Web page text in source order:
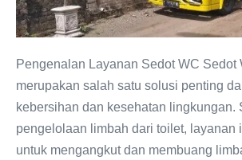
Malang:
Hubungi
Pengenalan Layanan Sedot WC Sedot
merupakan salah satu solusi penting
kebersihan dan kesehatan lingkungan.
pengelolaan limbah dari toilet, layanan
untuk mengangkut dan membuang